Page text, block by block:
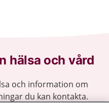
hälsa och vård
och information om
du kan kontakta.